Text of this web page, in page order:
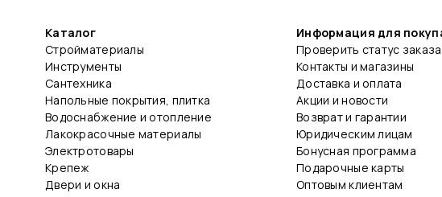
Каталог
Стройматериалы
Инструменты
Сантехника
Напольные покрытия, плитка
Водоснабжение и отопление
Лакокрасочные материалы
Электротовары
Крепеж
Двери и окна
Информация для
Проверить статус заказа
Контакты и магазины
Доставка и оплата
Акции и новости
Возврат и гарантии
Юридическим лицам
Бонусная программа
Подарочные карты
Оптовым клиентам